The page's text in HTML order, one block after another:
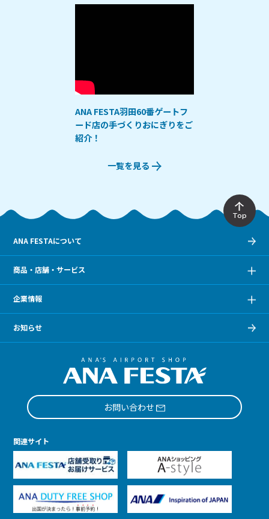
ANA FESTA羽田60番ゲートフ
ード店の手づくりおにぎりをご
紹介！
一覧を見る
Top
ANA FESTAについて
商品・店舗・サービス
企業情報
お知らせ
お問い合わせ
関連サイト